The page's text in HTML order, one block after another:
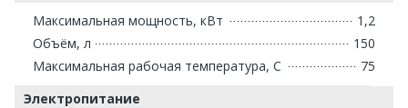
Максимальная мощность, кВт
1,2
Объём, л
150
Максимальная рабочая температура, С
75
Электропитание